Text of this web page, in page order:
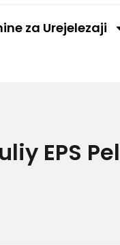
za Urejelezaji
EPS